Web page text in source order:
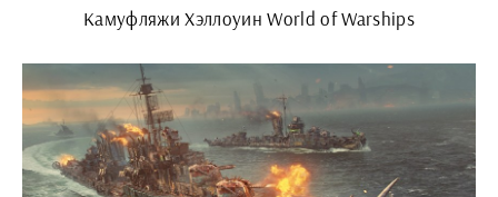
Камуфляжи Хэллоуин World of Warships